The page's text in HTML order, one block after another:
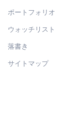
ポートフォリオ
ウォッチリスト
落書き
サイトマップ